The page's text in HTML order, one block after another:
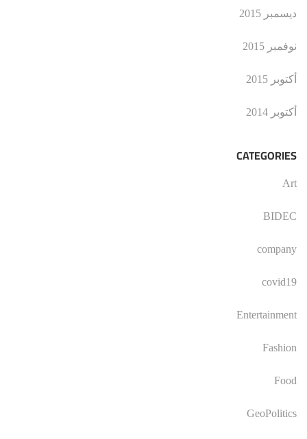
ديسمبر 2015
نوفمبر 2015
أكتوبر 2015
أكتوبر 2014
CATEGORIES
Art
BIDEC
company
covid19
Entertainment
Fashion
Food
GeoPolitics